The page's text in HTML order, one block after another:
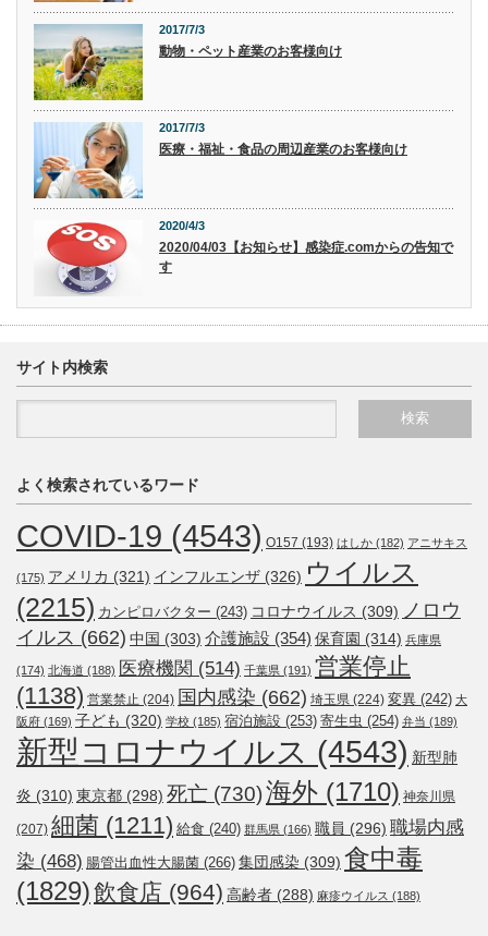
2017/7/3
動物・ペット産業のお客様向け
2017/7/3
医療・福祉・食品の周辺産業のお客様向け
2020/4/3
2020/04/03【お知らせ】感染症.comからの告知で
す
サイト内検索
よく検索されているワード
COVID-19 (4543) O157 (193) はしか (182) アニサキス
(175) アメリカ (321) インフルエンザ (326) ウイルス
(2215) カンピロバクター (243) コロナウイルス (309) ノロウ
イルス (662) 中国 (303) 介護施設 (354) 保育園 (314) 兵庫県
(174) 北海道 (188) 医療機関 (514) 千葉県 (191) 営業停止
(1138) 営業禁止 (204) 国内感染 (662) 埼玉県 (224) 変異 (242) 大
阪府 (169) 子ども (320) 学校 (185) 宿泊施設 (253) 寄生虫 (254) 弁当 (189)
新型コロナウイルス (4543) 新型肺
炎 (310) 東京都 (298) 死亡 (730)海外 (1710) 神奈川県
(207) 細菌 (1211) 給食 (240) 群馬県 (166) 職員 (296) 職場内感
染 (468) 腸管出血性大腸菌 (266) 集団感染 (309) 食中毒
(1829)飲食店 (964) 高齢者 (288) 麻疹ウイルス (188)